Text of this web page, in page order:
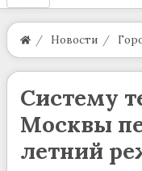
Новости
Систему
Москвы
летний